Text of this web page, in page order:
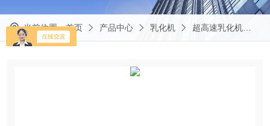
当前位置：首页 产品中心 乳化机 超高速乳化机